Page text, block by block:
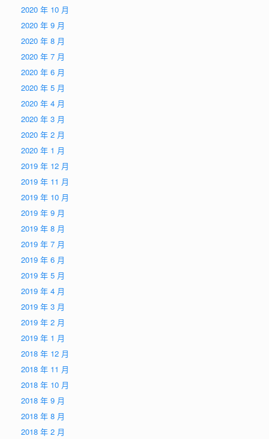
2020 年 10 月
2020 年 9 月
2020 年 8 月
2020 年 7 月
2020 年 6 月
2020 年 5 月
2020 年 4 月
2020 年 3 月
2020 年 2 月
2020 年 1 月
2019 年 12 月
2019 年 11 月
2019 年 10 月
2019 年 9 月
2019 年 8 月
2019 年 7 月
2019 年 6 月
2019 年 5 月
2019 年 4 月
2019 年 3 月
2019 年 2 月
2019 年 1 月
2018 年 12 月
2018 年 11 月
2018 年 10 月
2018 年 9 月
2018 年 8 月
2018 年 2 月